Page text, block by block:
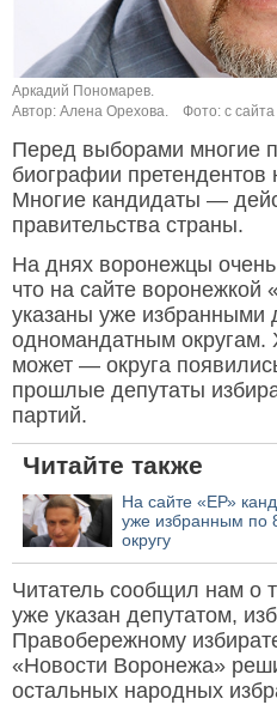
Аркадий Пономарев.
Автор: Алена Орехова.
Фото: с
Перед выборами многие
биографии претендентов
Многие кандидаты —
правительства страны.
На днях воронежцы
что на сайте воронежкой
указаны уже избранными
одномандатным округам.
может — округа
прошлые депутаты
партий.
Читайте также
На сайте «ЕР»
уже избранным по
округу
Читатель сообщил нам о
уже указан депутатом,
Правобережному
«Новости Воронежа»
остальных народных